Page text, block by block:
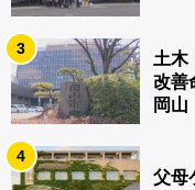
3
土木
改善
岡山
4
父母